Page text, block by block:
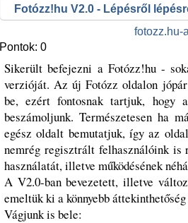
Fotózz!hu V2.0 - Lépésről
fotozz.hu-
Pontok: 0
Sikerült befejezni a Fotózz!hu -
verzióját. Az új Fotózz oldalon
be, ezért fontosnak tartjuk, hogy
beszámoljunk. Természetesen ha
egész oldalt bemutatjuk, így az
nemrég regisztrált felhasználóink
használatát, illetve működésének
A V2.0-ban bevezetett, illetve
emeltük ki a könnyebb
Vágjunk is bele: